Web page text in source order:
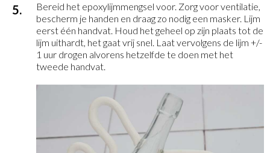
Bereid het epoxylijmmengsel voor. Zorg voor ventilatie,
bescherm je handen en draag zo nodig een masker. Lijm
eerst één handvat. Houd het geheel op zijn plaats tot de
lijm uithardt, het gaat vrij snel. Laat vervolgens de lijm +/-
1 uur drogen alvorens hetzelfde te doen met het
tweede handvat.